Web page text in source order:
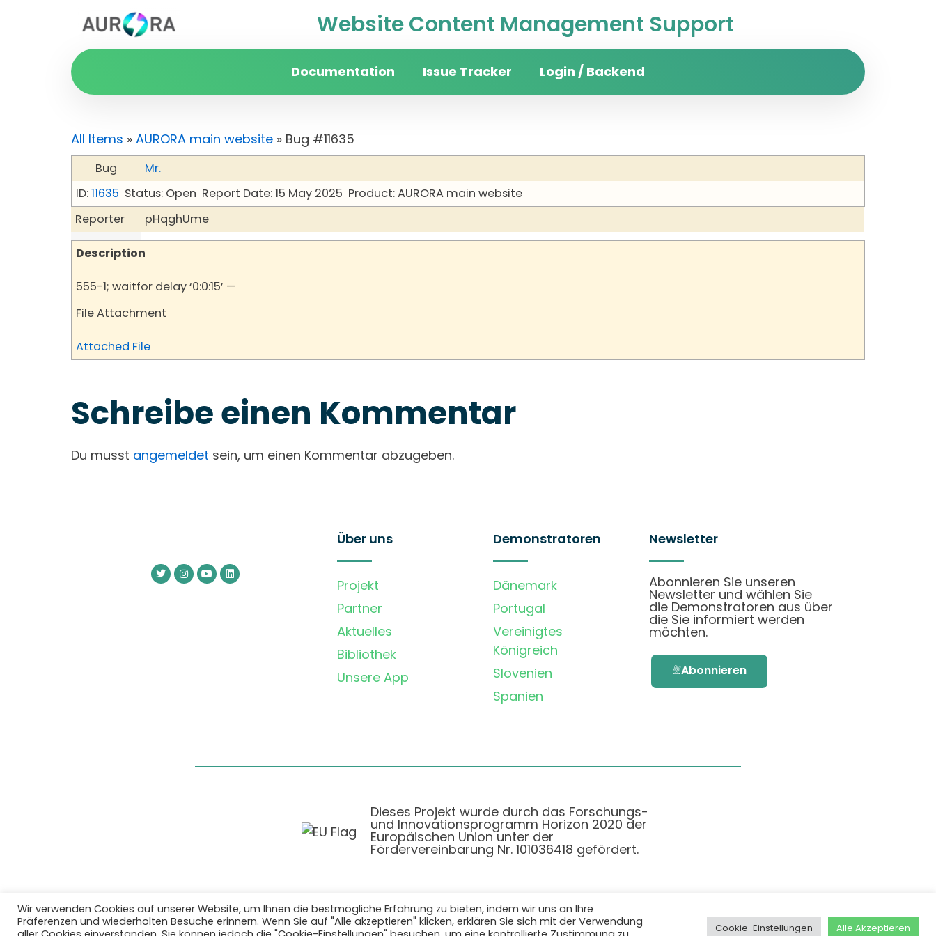
Website Content Management Support
Documentation Issue Tracker Login / Backend
All Items » AURORA main website » Bug #11635
Bug
Mr.
ID:11635 Status: Open Report Date: 15 May 2025 Product: AURORA main website
Reporter
pHqghUme
Description
555-1; waitfor delay ‘0:0:15’ —
File Attachment
Attached File
Schreibe einen Kommentar
Du musst angemeldet sein, um einen Kommentar abzugeben.
Über uns
Projekt
Partner
Aktuelles
Bibliothek
Unsere App
Demonstratoren
Dänemark
Portugal
Vereinigtes
Königreich
Slovenien
Spanien
Newsletter
Abonnieren Sie unseren
Newsletter und wählen Sie
die Demonstratoren aus über
die Sie informiert werden
möchten.
Abonnieren
Dieses Projekt wurde durch das Forschungs-
und Innovationsprogramm Horizon 2020 der
Europäischen Union unter der
Fördervereinbarung Nr. 101036418 gefördert.
Datenschutzbestimmungen |Cookie-Richtlinie
Wir verwenden Cookies auf unserer Website, um Ihnen die bestmögliche Erfahrung zu bieten, indem wir uns an Ihre
Präferenzen und wiederholten Besuche erinnern. Wenn Sie auf "Alle akzeptieren" klicken, erklären Sie sich mit der Verwendung
Cookie-Einstellungen Alle Akzeptieren